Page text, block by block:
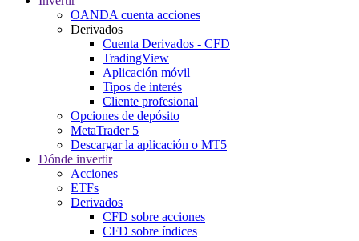
OANDA cuenta acciones
Derivados
Cuenta Derivados - CFD
TradingView
Aplicación móvil
Tipos de interés
Cliente profesional
Opciones de depósito
MetaTrader 5
Descargar la aplicación o MT5
Dónde invertir
Acciones
ETFs
Derivados
CFD sobre acciones
CFD sobre índices